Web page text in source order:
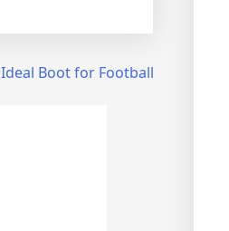
Ideal Boot for Football